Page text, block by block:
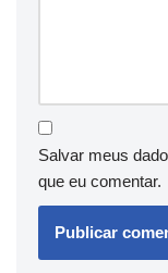
Salvar meus
que eu comentar.